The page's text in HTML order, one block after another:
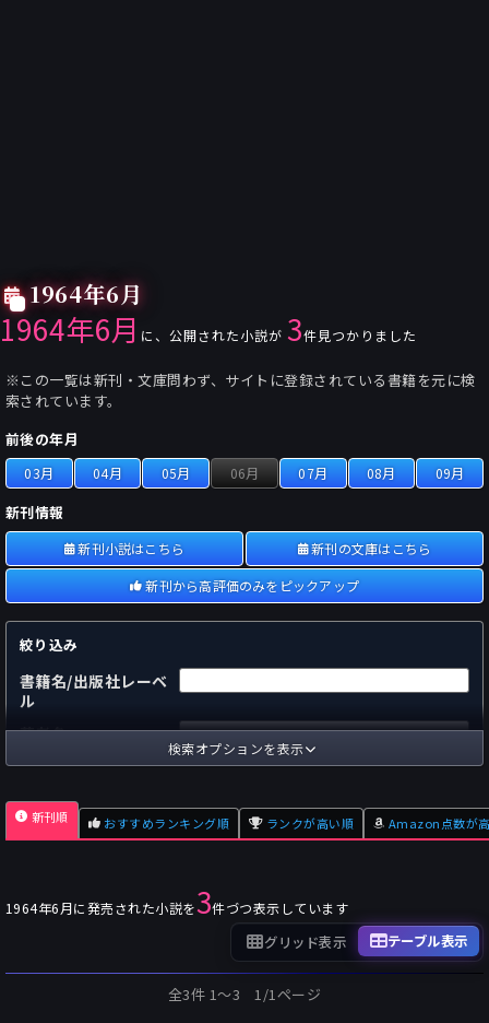
1964年6月
1964年6月 に、公開された小説が 3件見つかりました
※この一覧は新刊・文庫問わず、サイトに登録されている書籍を元に検
索されています。
前後の年月
03月 04月 05月 06月 07月 08月 09月
新刊情報
新刊小説はこちら
新刊の文庫はこちら
新刊から高評価のみをピックアップ
絞り込み
書籍名/出版社レーベ
ル
著者名
国内
海外
出版社
フォーマット
単行本
～
Pt
～
Pt
～
検索オプションを表示
新刊順 おすすめランキング順 ランクが高い順 Amazon点数が
1964年6月に発売された小説を3件づつ表示しています
グリッド表示 テーブル表示
全3件 1〜3 1/1ページ